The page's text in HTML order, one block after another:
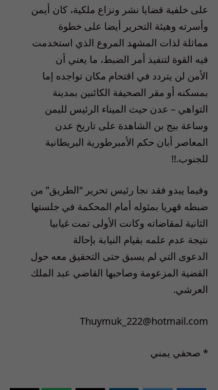
على خلفية قضايا نشر ونزاع ملكية، كان أيمن
وأسرته وهيئة التحرير أيضا على خطوة
مماثلة لذات المشهد المروع الذي استخدمت
فيه القوة لتنفيذ أمر الضبط، ما يعني أن
الأمن لن يتردد في اقتحام مكان تواجده إما
بمسكنه أو مقر الصحيفة الكائنين بمدينة
التواهي – عدن حيث الميناء الرئيس لليمن
وساعة بيج بن الشاهدة على تاريخ عدن
المعاصر أبان حكم الأمبرطورية البريطانية
للجنوب.!!
وفيما يبدو فقد نجا رئيس تحرير “الطريق” من
ضبطه قهريا بمثوله أمام المحكمة في جلستها
الثانية لمقاضاته وكانت الأولى تمت غيابيا
نتيجة عدم علمه بقيام النيابة بإحالة
الدعوى التي لم يسبق حتى التحقيق معه حول
القضية المزعومة وصاحبها القاضي عبد الملك
العرشي.
Thuymuk_222@hotmail.com
* صحفي يمني